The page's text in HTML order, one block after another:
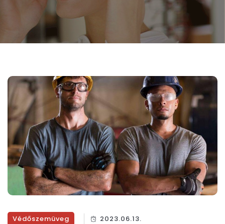
Védőszemüveg 2023.06.13.